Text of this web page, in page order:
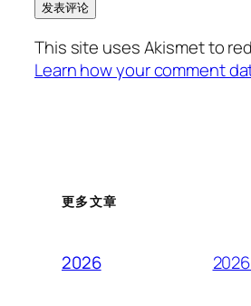
This site uses Akismet to
Learn how your comment
更多文章
2026